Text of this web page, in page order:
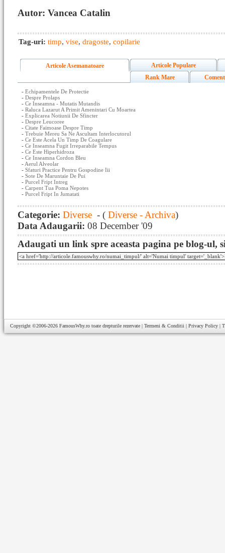
Autor: Vancea Catalin
Tag-uri: timp, vise, dragoste, copilarie
Articole Asemanatoare
Articole Populare
Rank Mare
- Echipamentele De Protectie
- Despre Prolaps
- Ce Inseamna - Mutatis Mutandis
- Raluca Lazarut A Primit Amenintari Cu Moartea
- Explicarea Notiunii De Sfincter
- Despre Leucoree
- Citate Faimoase Despre Timp
- Trebuie Mereu Sa Ne Ascultam Interlocutorul
- Ce Este Acela Un Timp De Coagulare
- Ce Inseamna Fugit Irreparabile Tempus
- Ce Este Hiperhidroza
- Ce Inseamna Cordon Bleu
- Aerul Alveolar
- Sfaturi Practice Pentru Gospodine Iii
- Sote De Maruntaie De Pui
- Purcel Fript Intreg
- Carpent Tua Poma Nepotes
- Purcel Fript In Jumatati
Categorie: Diverse - ( Diverse - Archiva)
Data Adaugarii: 08 December '09
Adaugati un link spre aceasta pagina pe blog-ul,
Copyright ©2006-2026 FamousWhy.ro toate drepturile rezervate | Termeni & Conditii | Privacy Policy |